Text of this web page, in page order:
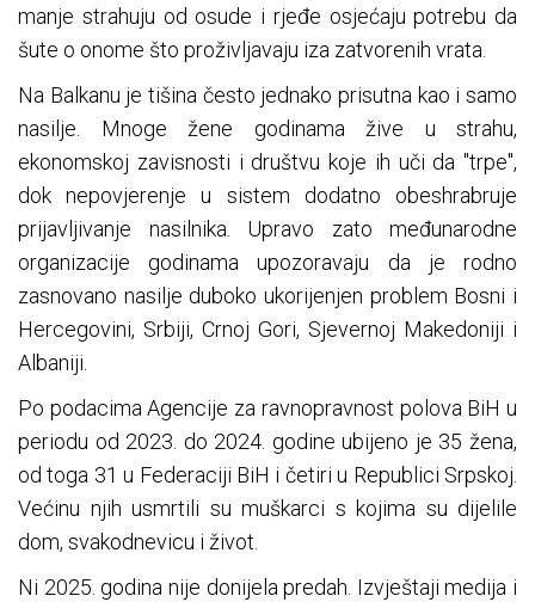
manje strahuju od osude i rjeđe osjećaju potrebu da
šute o onome što proživljavaju iza zatvorenih vrata.
Na Balkanu je tišina često jednako prisutna kao i samo
nasilje. Mnoge žene godinama žive u strahu,
ekonomskoj zavisnosti i društvu koje ih uči da "trpe",
dok nepovjerenje u sistem dodatno obeshrabruje
prijavljivanje nasilnika. Upravo zato međunarodne
organizacije godinama upozoravaju da je rodno
zasnovano nasilje duboko ukorijenjen problem Bosni i
Hercegovini, Srbiji, Crnoj Gori, Sjevernoj Makedoniji i
Albaniji.
Po podacima Agencije za ravnopravnost polova BiH u
periodu od 2023. do 2024. godine ubijeno je 35 žena,
od toga 31 u Federaciji BiH i četiri u Republici Srpskoj.
Većinu njih usmrtili su muškarci s kojima su dijelile
dom, svakodnevicu i život.
Ni 2025. godina nije donijela predah. Izvještaji medija i